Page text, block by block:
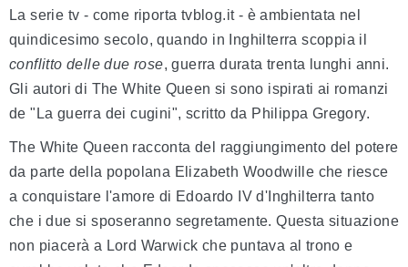
La serie tv - come riporta tvblog.it - è ambientata nel
quindicesimo secolo, quando in Inghilterra scoppia il
conflitto delle due rose, guerra durata trenta lunghi anni.
Gli autori di The White Queen si sono ispirati ai romanzi
de "La guerra dei cugini", scritto da Philippa Gregory.
The White Queen racconta del raggiungimento del potere
da parte della popolana Elizabeth Woodwille che riesce
a conquistare l'amore di Edoardo IV d'Inghilterra tanto
che i due si sposeranno segretamente. Questa situazione
non piacerà a Lord Warwick che puntava al trono e